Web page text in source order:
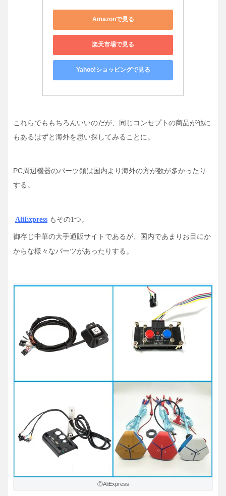
Amazonで見る
楽天市場で見る
Yahoo!ショッピングで見る
これらでももちろんいいのだが、同じコンセプトの商品が他に
もあるはずと海外を思い探してみることに。
PC周辺機器のパーツ類は国内より海外の方が数が多かったり
する。
AliExpress もその1つ。
御存じ中華の大手通販サイトであるが、
国内であまりお目にか
からな様々なパーツがあったりする。
ⒸAliExpress